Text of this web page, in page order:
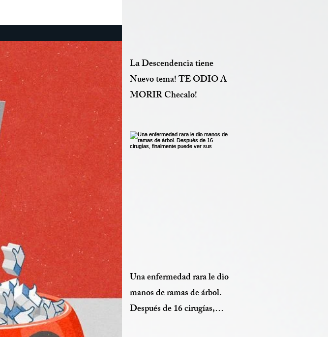
La Descendencia tiene
Nuevo tema! TE ODIO A
MORIR Checalo!
Una enfermedad rara le dio
manos de ramas de árbol.
Después de 16 cirugías,